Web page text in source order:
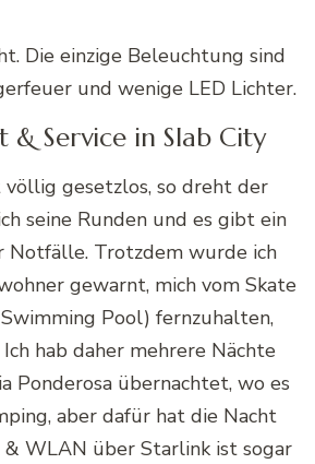
Die einzige Beleuchtung sind
und wenige LED Lichter.
Service in Slab City
gesetzlos, so dreht der
seine Runden und es gibt ein
Notfälle. Trotzdem wurde ich
gewarnt, mich vom Skate
Pool) fernzuhalten,
hab daher mehrere Nächte
Ponderosa übernachtet, wo es
aber dafür hat die Nacht
WLAN über Starlink ist sogar